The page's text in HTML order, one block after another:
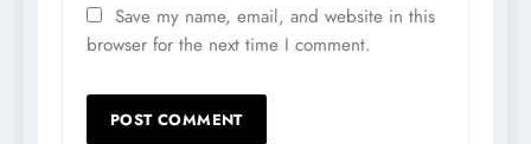
Save my name, email, and website in this
browser for the next time I comment.